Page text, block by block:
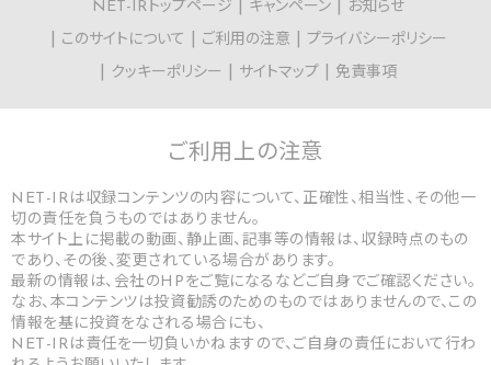
NET-IRトップページ キャンペーン
お知らせ
このサイトについて
ご利用の注意
プライバシーポリシー
クッキーポリシー
サイトマップ 免責事項
ご利用上の注意
NET-IRは収録コンテンツの内容について、正確性、相当性、その他一
切の責任を負うものではありません。
本サイト上に掲載の動画、静止画、記事等の情報は、収録時点のもの
であり、その後、変更されている場合があります。
最新の情報は、会社のHPをご覧になるなどご自身でご確認ください。
なお、本コンテンツは投資勧誘のためのものではありませんので、この
情報を基に投資をなされる場合にも、
NET-IRは責任を一切負いかねますので、ご自身の責任において行わ